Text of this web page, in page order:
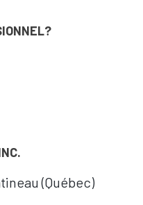
(Québec)